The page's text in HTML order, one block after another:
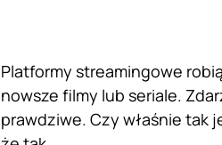
Platformy streamingowe
nowsze filmy lub seriale.
prawdziwe. Czy właśnie tak